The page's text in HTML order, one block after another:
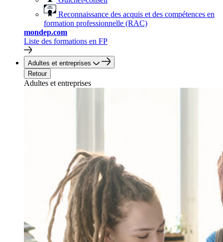
Reconnaissance des acquis et des compétences en
formation professionnelle (RAC)
mondep.com
Liste des formations en FP
Adultes et entreprises
Retour
Adultes et entreprises